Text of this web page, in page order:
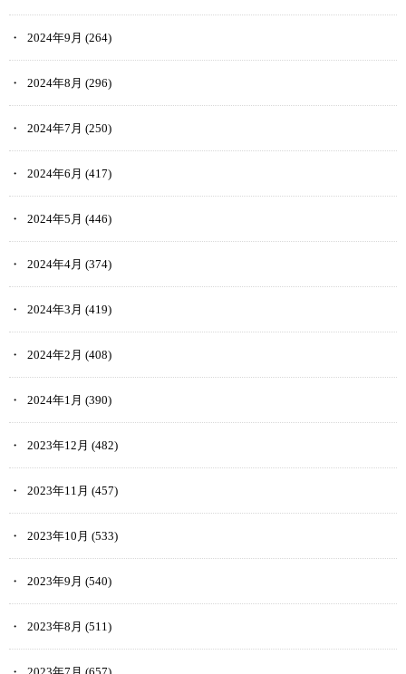
2024年9月 (264)
2024年8月 (296)
2024年7月 (250)
2024年6月 (417)
2024年5月 (446)
2024年4月 (374)
2024年3月 (419)
2024年2月 (408)
2024年1月 (390)
2023年12月 (482)
2023年11月 (457)
2023年10月 (533)
2023年9月 (540)
2023年8月 (511)